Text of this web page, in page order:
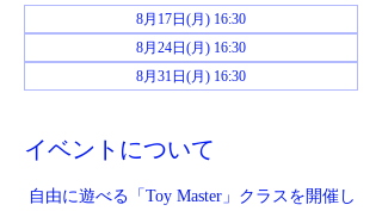
8月17日(月) 16:30
8月24日(月) 16:30
8月31日(月) 16:30
イベントについて
自由に遊べる「Toy Master」クラスを開催し